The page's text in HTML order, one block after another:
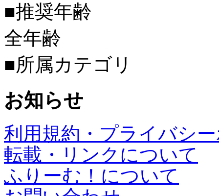
■推奨年齢
全年齢
■所属カテゴリ
お知らせ
利用規約・プライバシ
転載・リンクについて
ふりーむ！について